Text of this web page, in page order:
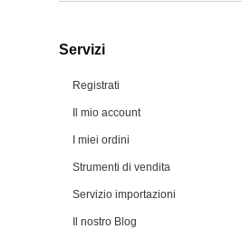
Servizi
Registrati
Il mio account
I miei ordini
Strumenti di vendita
Servizio importazioni
Il nostro Blog